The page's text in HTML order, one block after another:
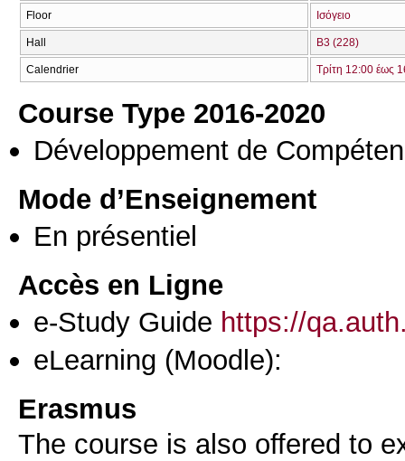
Floor Ισόγειο
Hall Β3 (228)
Calendrier Τρίτη 12:00 έως
Course Type 2016-2020
Développement de
Mode d’Enseignement
En présentiel
Accès en Ligne
e-Study Guide https://
eLearning (Moodle):
Erasmus
The course is also offered to